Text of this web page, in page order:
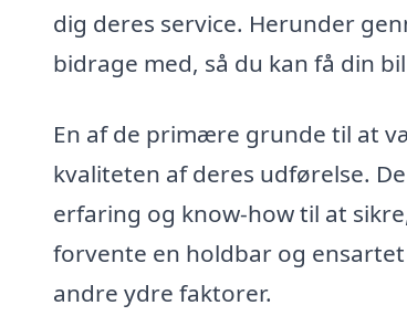
dig deres service. Herunder
bidrage med, så du kan få din
En af de primære grunde til at
kvaliteten af deres udførelse.
erfaring og know-how til at
forvente en holdbar og
andre ydre faktorer.